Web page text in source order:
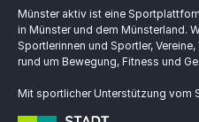
Münster aktiv ist eine
in Münster und dem Münsterland.
Sportlerinnen und Sportler,
rund um Bewegung, Fitness und
Mit sportlicher Unterstützung vom